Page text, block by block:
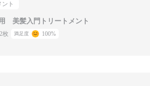
ント
美髪入門トリートメント
2枚 満足度 100%